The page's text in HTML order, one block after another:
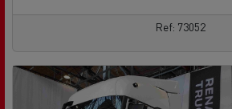
Ref: 73052